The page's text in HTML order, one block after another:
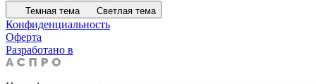
Темная тема Светлая тема
Конфиденциальность
Оферта
Разработано в